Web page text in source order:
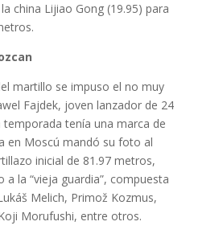
china Lijiao Gong (19.95) para
martillo se impuso el no muy
Fajdek, joven lanzador de 24
temporada tenía una marca de
en Moscú mandó su foto al
inicial de 81.97 metros,
a la “vieja guardia”, compuesta
Melich, Primož Kozmus,
Morufushi, entre otros.